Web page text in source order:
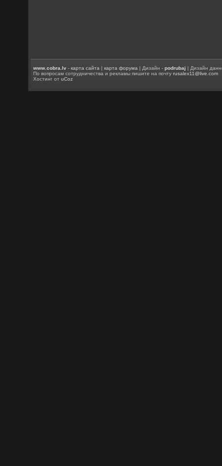
www.cobra.lv -карта сайта |карта форума | Дизайн -podrubaj | Дизайн
По вопросам сотрудничества и рекламы пишите на почтуrusalex11@live.com
Хостинг отuCoz